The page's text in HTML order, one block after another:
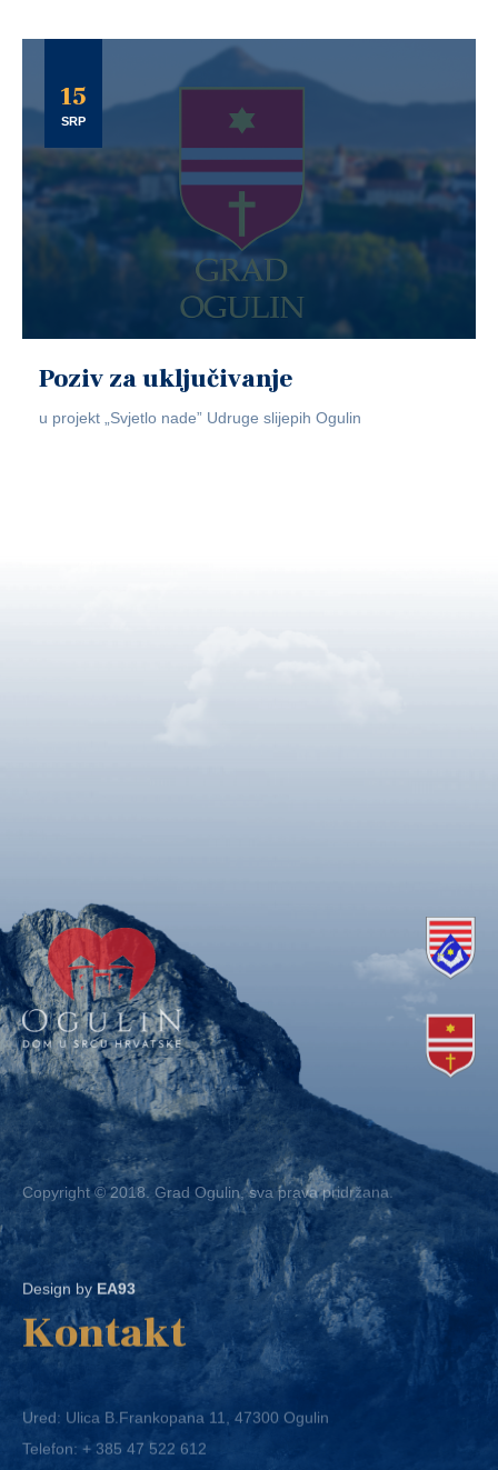
15
SRP
Poziv za uključivanje
u projekt „Svjetlo nade” Udruge slijepih Ogulin
Copyright © 2018. Grad Ogulin, sva prava pridržana.
Design byEA93
Kontakt
Ured: Ulica B.Frankopana 11, 47300 Ogulin
Telefon:+ 385 47 522 612
Telefaks:+ 385 47 522 821